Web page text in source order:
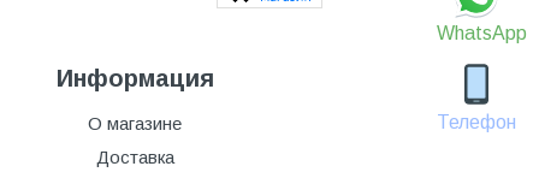
WhatsApp
Телефон
Информация
О магазине
Доставка